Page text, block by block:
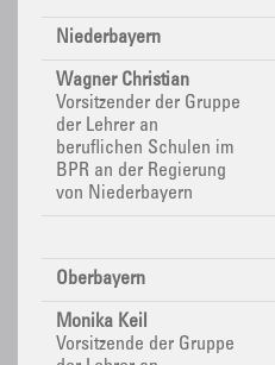
Niederbayern
Wagner Christian
Vorsitzender der Gruppe
der Lehrer an
beruflichen Schulen im
BPR an der Regierung
von Niederbayern
Oberbayern
Monika Keil
Vorsitzende der Gruppe